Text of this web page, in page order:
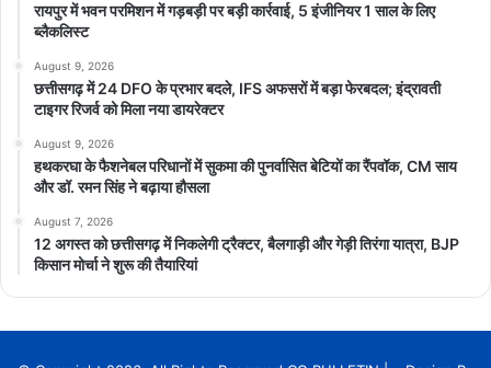
रायपुर में भवन परमिशन में गड़बड़ी पर बड़ी कार्रवाई, 5 इंजीनियर 1 साल के लिए
ब्लैकलिस्ट
August 9, 2026
छत्तीसगढ़ में 24 DFO के प्रभार बदले, IFS अफसरों में बड़ा फेरबदल; इंद्रावती
टाइगर रिजर्व को मिला नया डायरेक्टर
August 9, 2026
हथकरघा के फैशनेबल परिधानों में सुकमा की पुनर्वासित बेटियों का रैंपवॉक, CM साय
और डॉ. रमन सिंह ने बढ़ाया हौसला
August 7, 2026
12 अगस्त को छत्तीसगढ़ में निकलेगी ट्रैक्टर, बैलगाड़ी और गेड़ी तिरंगा यात्रा, BJP
किसान मोर्चा ने शुरू की तैयारियां